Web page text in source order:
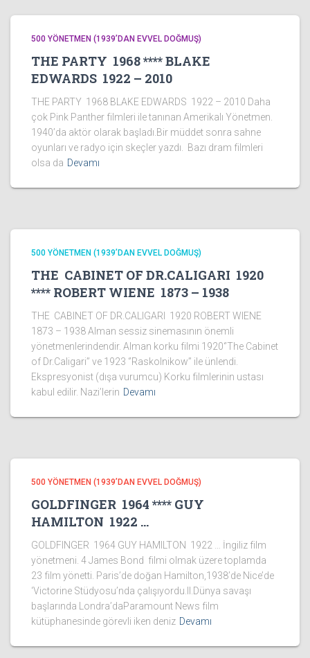
500 YÖNETMEN (1939’DAN EVVEL DOĞMUŞ)
THE PARTY 1968 **** BLAKE
EDWARDS 1922 – 2010
THE PARTY 1968 BLAKE EDWARDS 1922 – 2010 Daha
çok Pink Panther filmleri ile tanınan Amerikalı Yönetmen.
1940’da aktör olarak başladı.Bir müddet sonra sahne
oyunları ve radyo için skeçler yazdı. Bazı dram filmleri
olsa da Devamı
500 YÖNETMEN (1939’DAN EVVEL DOĞMUŞ)
THE CABINET OF DR.CALIGARI 1920
**** ROBERT WIENE 1873 – 1938
THE CABINET OF DR.CALIGARI 1920 ROBERT WIENE
1873 – 1938 Alman sessiz sinemasının önemli
yönetmenlerindendir. Alman korku filmi 1920‘’The Cabinet
of Dr.Caligari’’ ve 1923 ‘’Raskolnikow’’ ile ünlendi.
Ekspresyonist (dışa vurumcu) Korku filmlerinin ustası
kabul edilir. Nazi’lerin Devamı
500 YÖNETMEN (1939’DAN EVVEL DOĞMUŞ)
GOLDFINGER 1964 **** GUY
HAMILTON 1922 …
GOLDFINGER 1964 GUY HAMILTON 1922 … İngiliz film
yönetmeni. 4 James Bond filmi olmak üzere toplamda
23 film yönetti. Paris’de doğan Hamilton,1938’de Nice’de
‘Victorine Stüdyosu’nda çalışıyordu.II.Dünya savaşı
başlarında Londra’daParamount News film
kütüphanesinde görevli iken deniz Devamı